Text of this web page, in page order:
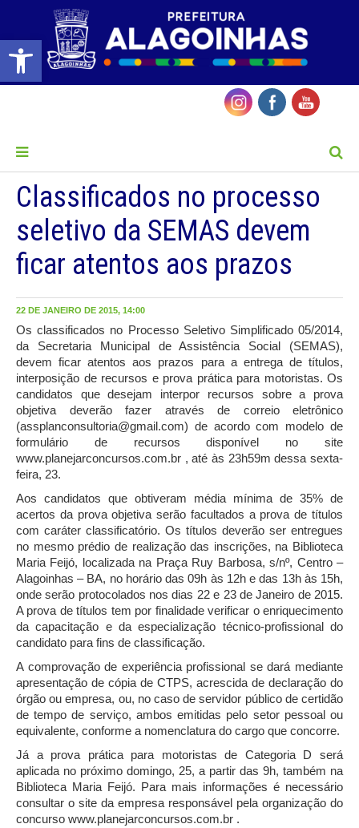
Barra de Ferramentas Aberta
Classificados no processo
seletivo da SEMAS devem
ficar atentos aos prazos
22 DE JANEIRO DE 2015, 14:00
Os classificados no Processo Seletivo Simplificado 05/2014,
da Secretaria Municipal de Assistência Social (SEMAS),
devem ficar atentos aos prazos para a entrega de títulos,
interposição de recursos e prova prática para motoristas. Os
candidatos que desejam interpor recursos sobre a prova
objetiva deverão fazer através de correio eletrônico
(assplanconsultoria@gmail.com) de acordo com modelo de
formulário de recursos disponível no site
www.planejarconcursos.com.br , até às 23h59m dessa sexta-
feira, 23.
Aos candidatos que obtiveram média mínima de 35% de
acertos da prova objetiva serão facultados a prova de títulos
com caráter classificatório. Os títulos deverão ser entregues
no mesmo prédio de realização das inscrições, na Biblioteca
Maria Feijó, localizada na Praça Ruy Barbosa, s/nº, Centro –
Alagoinhas – BA, no horário das 09h às 12h e das 13h às 15h,
onde serão protocolados nos dias 22 e 23 de Janeiro de 2015.
A prova de títulos tem por finalidade verificar o enriquecimento
da capacitação e da especialização técnico-profissional do
candidato para fins de classificação.
A comprovação de experiência profissional se dará mediante
apresentação de cópia de CTPS, acrescida de declaração do
órgão ou empresa, ou, no caso de servidor público de certidão
de tempo de serviço, ambos emitidas pelo setor pessoal ou
equivalente, conforme a nomenclatura do cargo que concorre.
Já a prova prática para motoristas de Categoria D será
aplicada no próximo domingo, 25, a partir das 9h, também na
Biblioteca Maria Feijó. Para mais informações é necessário
consultar o site da empresa responsável pela organização do
concurso www.planejarconcursos.com.br .